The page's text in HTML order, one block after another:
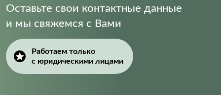
Оставьте свои контактные данные
и мы свяжемся с Вами
Работаем только
с юридическими лицами